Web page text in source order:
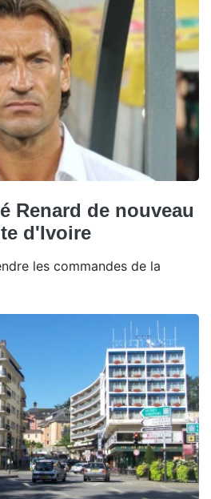
Renard de nouveau
d'Ivoire
les commandes de la